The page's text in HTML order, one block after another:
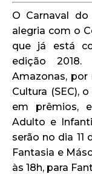
O Carnaval
alegria com o
que já está
edição
Amazonas,
Cultura (SEC),
em prêmios,
Adulto e
serão no dia 11
Fantasia e
às 18h, para